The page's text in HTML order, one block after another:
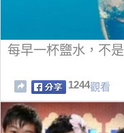
每早一杯鹽水，不
1244觀看